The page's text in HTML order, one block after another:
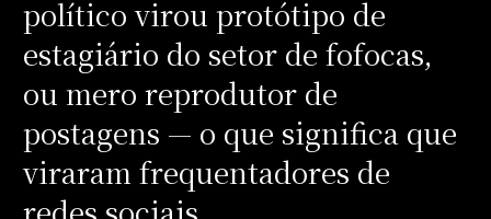
político virou protótipo de
estagiário do setor de fofocas,
ou mero reprodutor de
postagens — o que significa que
viraram frequentadores de
redes sociais.